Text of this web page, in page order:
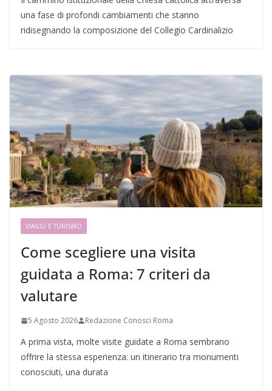
una fase di profondi cambiamenti che stanno
ridisegnando la composizione del Collegio Cardinalizio
VIAGGI E TURISMO
Come scegliere una visita
guidata a Roma: 7 criteri da
valutare
5 Agosto 2026 Redazione Conosci Roma
A prima vista, molte visite guidate a Roma sembrano
offrire la stessa esperienza: un itinerario tra monumenti
conosciuti, una durata